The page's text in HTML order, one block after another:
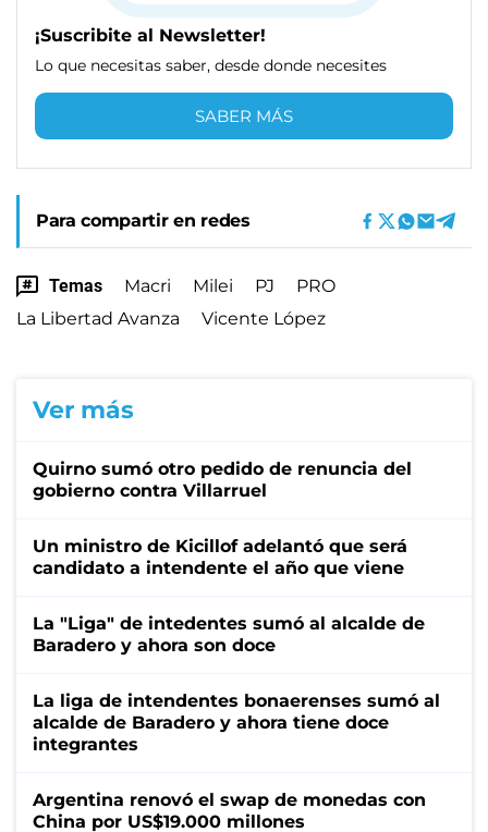
¡Suscribite al Newsletter!
Lo que necesitas saber, desde donde necesites
SABER MÁS
Para compartir en redes
Temas Macri Milei PJ
PRO
La Libertad Avanza
Vicente López
Ver más
Quirno sumó otro pedido de renuncia del
gobierno contra Villarruel
Un ministro de Kicillof adelantó que será
candidato a intendente el año que viene
La "Liga" de intedentes sumó al alcalde de
Baradero y ahora son doce
La liga de intendentes bonaerenses sumó al
alcalde de Baradero y ahora tiene doce
integrantes
Argentina renovó el swap de monedas con
China por US$19.000 millones